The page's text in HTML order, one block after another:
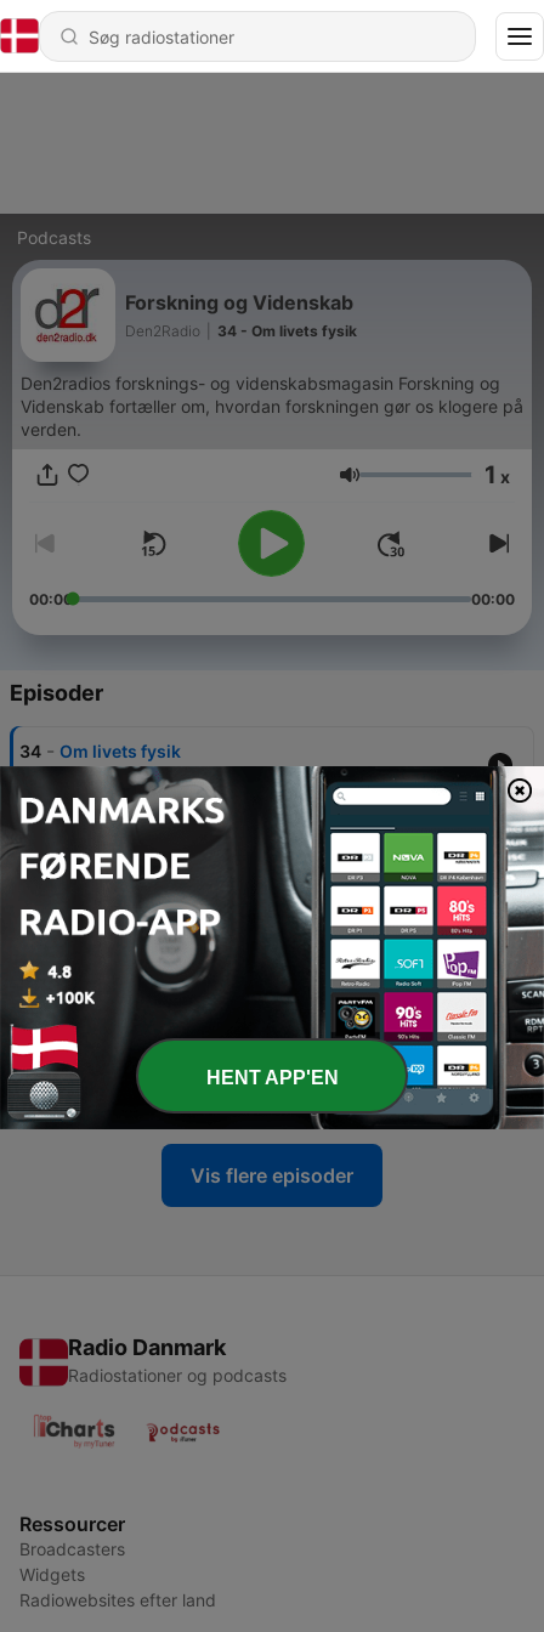
Podcasts
Forskning og Videnskab
Den2Radio 34 - Om livets fysik
Den2radios forsknings- og videnskabsmagasin Forskning og
Videnskab fortæller om, hvordan forskningen gør os klogere på
verden.
Lydstyrke 1 x
00:00 00:00
Episoder
34 - Om livets fysik
05 okt. 2018
33 - Folkedrab 1: Introduktion
20 jul. 2018
32 - Tonerne og rytmernes mystik
01 sep. 2017
31 - Livets udviklingshistorie
11 mar. 2016
30 - Heste og lederudvikling
12 feb. 2016
Vis flere episoder
Radio Danmark
Radiostationer og podcasts
Ressourcer
Broadcasters
Widgets
Radiowebsites efter land
HENT APP'EN